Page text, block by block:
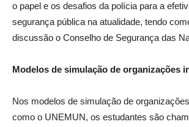
o papel e os desafios da polícia para a
segurança pública na atualidade, tendo
discussão o Conselho de Segurança das
Modelos de simulação de organizações
Nos modelos de simulação de
como o UNEMUN, os estudantes são